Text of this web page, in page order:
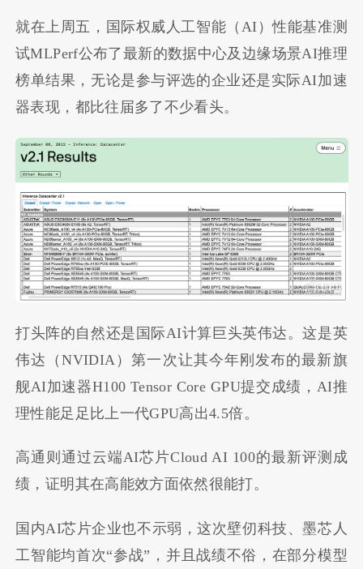
就在上周五，国际权威人工智能（AI）性能基准测
试MLPerf公布了最新的数据中心及边缘场景AI推理
榜单结果，无论是参与评选的企业还是实际AI加速
器表现，都比往届多了不少看头。
打头阵的自然还是国际AI计算巨头英伟达。这是英
伟达（NVIDIA）第一次让其今年刚发布的最新旗
舰AI加速器H100 Tensor Core GPU提交成绩，AI推
理性能足足比上一代GPU高出4.5倍。
高通则通过云端AI芯片Cloud AI 100的最新评测成
绩，证明其在高能效方面依然很能打。
国内AI芯片企业也不示弱，这次壁仞科技、墨芯人
工智能均首次“参战”，并且战绩不俗，在部分模型